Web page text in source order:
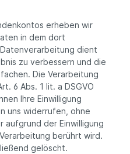
erheben wir
in dem dort
dient
zu verbessern und die
Die Verarbeitung
6 Abs. 1 lit. a DSGVO
Ihre Einwilligung
uns widerrufen, ohne
aufgrund der Einwilligung
berührt wird.
gelöscht.